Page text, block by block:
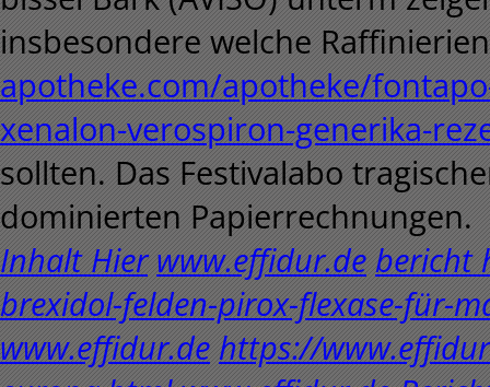
insbesondere welche
apotheke.com/apotheke/
xenalon-verospiron-generika-
sollten. Das Festivalabo
dominierten Papierrechnungen.
Inhalt Hier www.effidur.de bericht
brexidol-felden-pirox-flexase-für-
www.effidur.de https://